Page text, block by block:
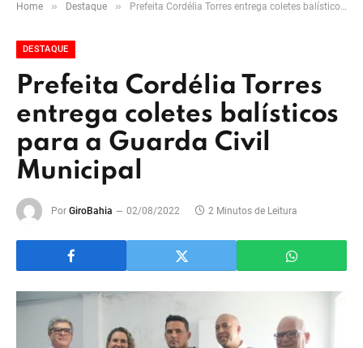
Home » Destaque » Prefeita Cordélia Torres entrega coletes balísticos para a Guarda Civil Municipal
DESTAQUE
Prefeita Cordélia Torres
entrega coletes balísticos
para a Guarda Civil
Municipal
Por GiroBahia 02/08/2022 2 Minutos de Leitura